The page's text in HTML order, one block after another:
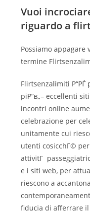
Vuoi
riguardo a
Possiamo appagare
termine
Flirtsenzalimiti
piР“в„– eccellenti
incontri online
celebrazione per
unitamente cui
utenti cosicchГ©
attivitГ
e i siti web, per
riescono a
fiducia di afferrare